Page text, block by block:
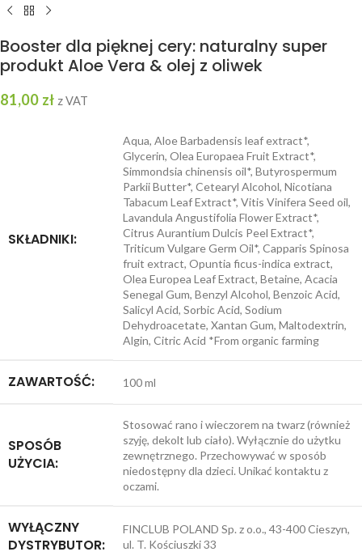
Booster dla pięknej cery: naturalny super
produkt Aloe Vera & olej z oliwek
81,00 zł z VAT
SKŁADNIKI:
Aqua, Aloe Barbadensis leaf extract*,
Glycerin, Olea Europaea Fruit Extract*,
Simmondsia chinensis oil*, Butyrospermum
Parkii Butter*, Cetearyl Alcohol, Nicotiana
Tabacum Leaf Extract*, Vitis Vinifera Seed oil,
Lavandula Angustifolia Flower Extract*,
Citrus Aurantium Dulcis Peel Extract*,
Triticum Vulgare Germ Oil*, Capparis Spinosa
fruit extract, Opuntia ficus-indica extract,
Olea Europea Leaf Extract, Betaine, Acacia
Senegal Gum, Benzyl Alcohol, Benzoic Acid,
Salicyl Acid, Sorbic Acid, Sodium
Dehydroacetate, Xantan Gum, Maltodextrin,
Algin, Citric Acid *From organic farming
ZAWARTOŚĆ: 100 ml
SPOSÓB
UŻYCIA:
Stosować rano i wieczorem na twarz (również
szyję, dekolt lub ciało). Wyłącznie do użytku
zewnętrznego. Przechowywać w sposób
niedostępny dla dzieci. Unikać kontaktu z
oczami.
WYŁĄCZNY
DYSTRYBUTOR:
FINCLUB POLAND Sp. z o.o., 43-400 Cieszyn,
ul. T. Kościuszki 33